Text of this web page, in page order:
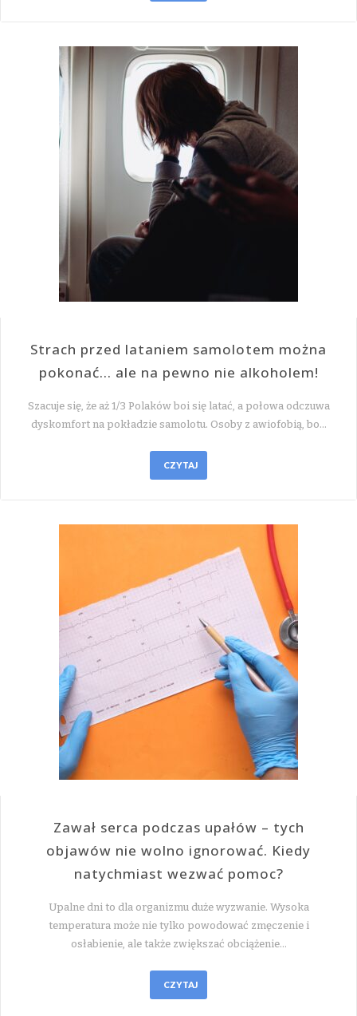
Strach przed lataniem samolotem można
pokonać… ale na pewno nie alkoholem!
Szacuje się, że aż 1/3 Polaków boi się latać, a połowa odczuwa
dyskomfort na pokładzie samolotu. Osoby z awiofobią, bo…
CZYTAJ
Zawał serca podczas upałów – tych
objawów nie wolno ignorować. Kiedy
natychmiast wezwać pomoc?
Upalne dni to dla organizmu duże wyzwanie. Wysoka
temperatura może nie tylko powodować zmęczenie i
osłabienie, ale także zwiększać obciążenie…
CZYTAJ